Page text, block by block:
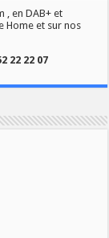
, en DAB+ et
Home et sur nos
22 22 07